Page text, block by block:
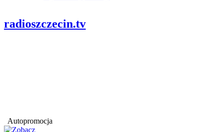
radioszczecin.tv
Autopromocja